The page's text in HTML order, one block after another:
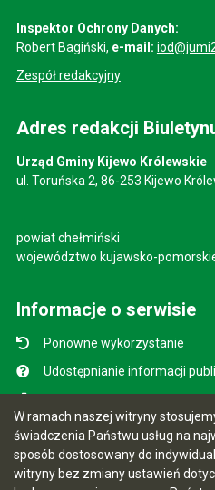
W ramach naszej witryny
świadczenia Państwu usług na
sposób dostosowany do
witryny bez zmiany ustawień
Inspektor Ochrony Danych:
Robert Bagiński, e-mail:
Zespół redakcyjny
Adres redakcji
Urząd Gminy Kijewo Królewskie
ul. Toruńska 2, 86-253 Kijewo
powiat chełmiński
województwo kujawsko-
Informacje o serwisie
Ponowne wykorzystanie
Udostępnianie informacji
Instrukcja obsługi
Statystyki oglądalności
Ostatnio dodane